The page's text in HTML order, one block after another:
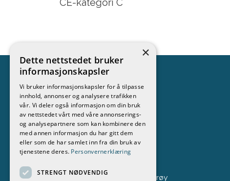
CE-kategori C
Kontakt
Stokken Båt & Motor AS
69 37 70 51
Fastlandsveien 294, 1684 Vesterøy
×
Dette nettstedet bruker
informasjonskapsler
Vi bruker informasjonskapsler for å tilpasse
innhold, annonser og analysere trafikken
vår. Vi deler også informasjon om din bruk
av nettstedet vårt med våre annonserings-
og analysepartnere som kan kombinere den
med annen informasjon du har gitt dem
eller som de har samlet inn fra din bruk av
tjenestene deres. Personvernerklæring
STRENGT NØDVENDIG